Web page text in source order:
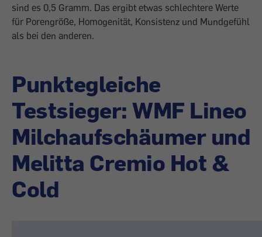
sind es 0,5 Gramm. Das ergibt etwas schlechtere Werte
für Porengröße, Homogenität, Konsistenz und Mundgefühl
als bei den anderen.
Punktegleiche
Testsieger: WMF Lineo
Milchaufschäumer und
Melitta Cremio Hot &
Cold